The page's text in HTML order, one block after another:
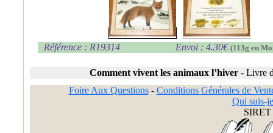
Référence : R19314 Envoi : 4.30€ (113g en
Comment vivent les animaux l’hiver - Livre
Foire Aux Questions- Conditions Générales de
Qui suis-
SIRET